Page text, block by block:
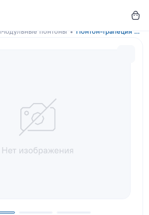
Модульные понтоны Понтон-трапеция GKA-DOCKS 300x130 Olive green с настилом из сосны